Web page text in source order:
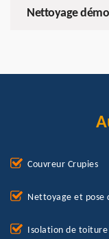
Nettoyage
Couvreur Crupies
Nettoyage et pose
Isolation de toiture